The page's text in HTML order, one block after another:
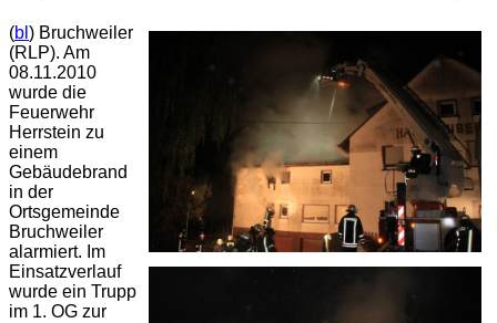
(bl ) Bruchweiler
(RLP). Am
08.11.2010
wurde die
Feuerwehr
Herrstein zu
einem
Gebäudebrand
in der
Ortsgemeinde
Bruchweiler
alarmiert. Im
Einsatzverlauf
wurde ein Trupp
im 1. OG zur